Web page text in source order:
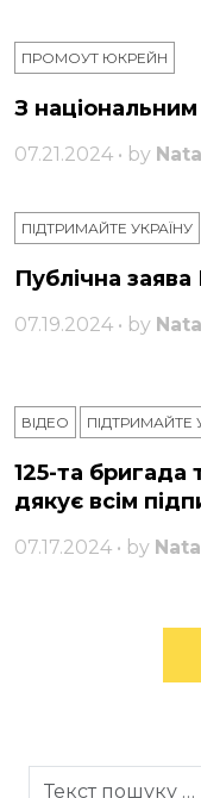
ПРОМОУТ ЮКРЕЙН
З
07.21.2024 • by
ПІДТРИМАЙТЕ УКРАЇНУ
Публічна
07.19.2024 • by
ВІДЕО ПІДТРИМАЙТЕ
125-та бригада
дякує всім
07.17.2024 • by